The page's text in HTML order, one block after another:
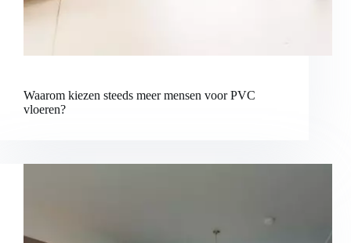
Waarom kiezen steeds meer mensen voor PVC
vloeren?